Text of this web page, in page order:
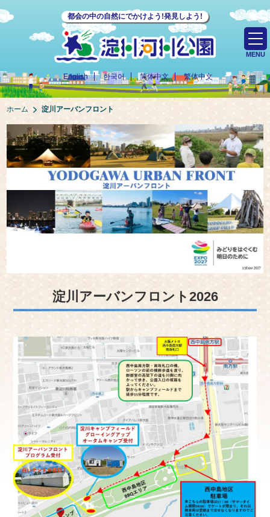
都会の中の自然にでかけよう!発見しよう!
English 한국어 简体中文 繁体中文
MENU
ホーム 淀川アーバンフロント
淀川アーバンフロント2026